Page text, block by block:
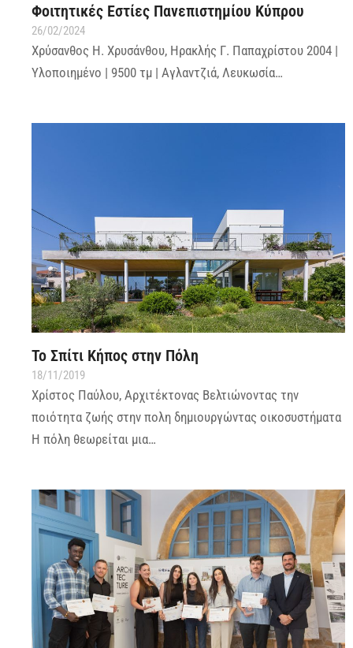
Φοιτητικές Εστίες Πανεπιστημίου Κύπρου
26/02/2024
Χρύσανθος Η. Χρυσάνθου, Ηρακλής Γ. Παπαχρίστου 2004 |
Υλοποιημένο | 9500 τμ | Αγλαντζιά, Λευκωσία…
Το Σπίτι Κήπος στην Πόλη
18/11/2019
Χρίστος Παύλου, Αρχιτέκτονας Βελτιώνοντας την
ποιότητα ζωής στην πολη δημιουργώντας οικοσυστήματα
Η πόλη θεωρείται μια…